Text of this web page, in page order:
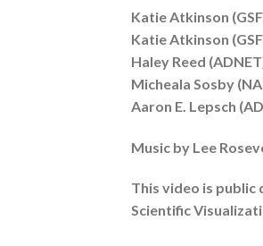
Katie Atkinson
Katie Atkinson
Haley Reed
Micheala Sosby
Aaron E. Lepsch
Music by Lee
This video is
Scientific